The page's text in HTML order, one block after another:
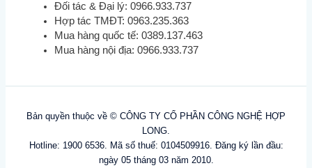
Đối tác & Đại lý: 0966.933.737
Hợp tác TMĐT: 0963.235.363
Mua hàng quốc tế: 0389.137.463
Mua hàng nội địa: 0966.933.737
Bản quyền thuộc về © CÔNG TY CỔ PHẦN CÔNG NGHỆ HỢP
LONG.
Hotline: 1900 6536. Mã số thuế: 0104509916. Đăng ký lần đầu:
ngày 05 tháng 03 năm 2010.